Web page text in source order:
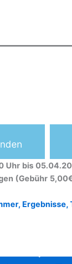
Uhr bis
(Gebühr
Ergebnisse,